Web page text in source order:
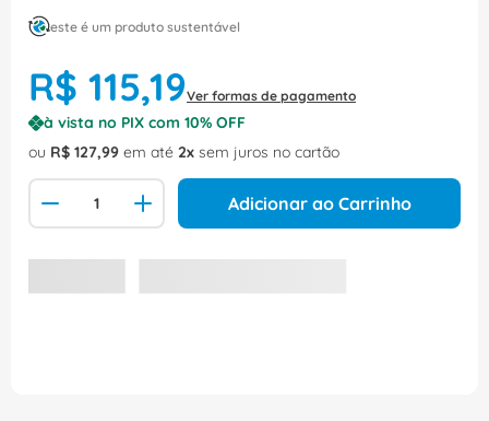
este é um produto sustentável
R$ 115,19Ver formas de pagamento
à vista no PIX com 10% OFF
ou R$ 127,99 em até 2 sem juros no cartão
Adicionar ao Carrinho